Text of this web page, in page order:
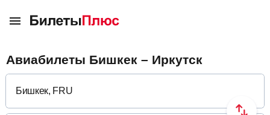
Авиабилеты Бишкек – Иркутск